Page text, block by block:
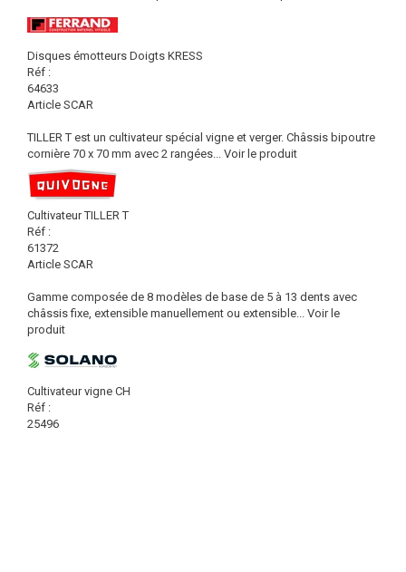
Disques émotteurs Doigts KRESS
Réf :
64633
Article SCAR
TILLER T est un cultivateur spécial vigne et verger. Châssis bipoutre
cornière 70 x 70 mm avec 2 rangées... Voir le produit
Cultivateur TILLER T
Réf :
61372
Article SCAR
Gamme composée de 8 modèles de base de 5 à 13 dents avec
châssis fixe, extensible manuellement ou extensible... Voir le
produit
Cultivateur vigne CH
Réf :
25496